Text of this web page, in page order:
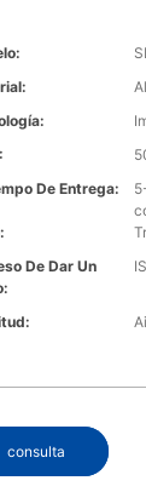
De Entrega:
De Dar Un
consulta